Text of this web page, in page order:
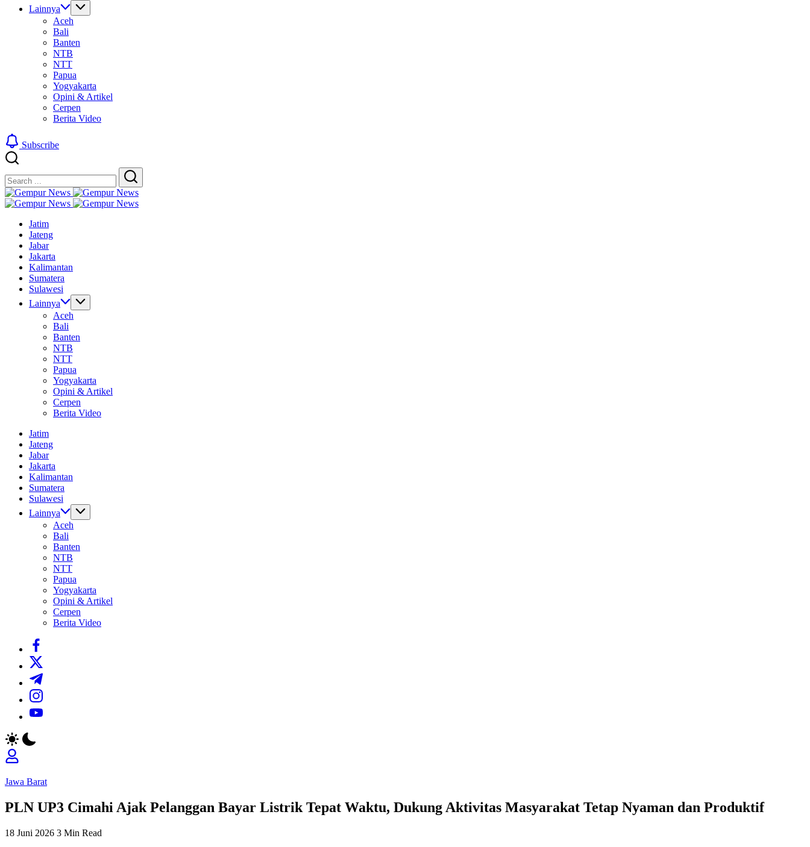
Lainnya
Aceh
Bali
Banten
NTB
NTT
Papua
Yogyakarta
Opini & Artikel
Cerpen
Berita Video
Subscribe
Search
Search
Gempur
News
Jelajah
Dunia
Tanpa
Batas
Gempur
Informasi
Dunia
Tanpa
Batas
Jatim
Jateng
Jabar
Jakarta
Kalimantan
Sumatera
Sulawesi
Lainnya
Aceh
Bali
Banten
NTB
NTT
Papua
Yogyakarta
Opini & Artikel
Cerpen
Berita Video
Jatim
Jateng
Jabar
Jakarta
Kalimantan
Sumatera
Sulawesi
Lainnya
Aceh
Bali
Banten
NTB
NTT
Papua
Yogyakarta
Opini & Artikel
Cerpen
Berita Video
https://www.facebook.com/
https://twitter.com/
https://t.me/
https://www.instagram.com/
https://youtube.com/
Jawa Barat
PLN UP3 Cimahi Ajak Pelanggan Bayar Listrik Tepat Waktu, Dukung Aktivitas Masyarakat Tetap Nyaman dan Produktif
18 Juni 2026 3 Min Read